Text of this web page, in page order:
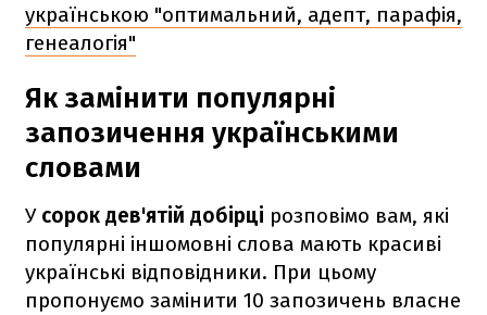
українською "оптимальний, адепт, парафія,
генеалогія"
Як замінити популярні
запозичення українськими
словами
У сорок дев'ятій добірці розповімо вам, які
популярні іншомовні слова мають красиві
українські відповідники. При цьому
пропонуємо замінити 10 запозичень власне